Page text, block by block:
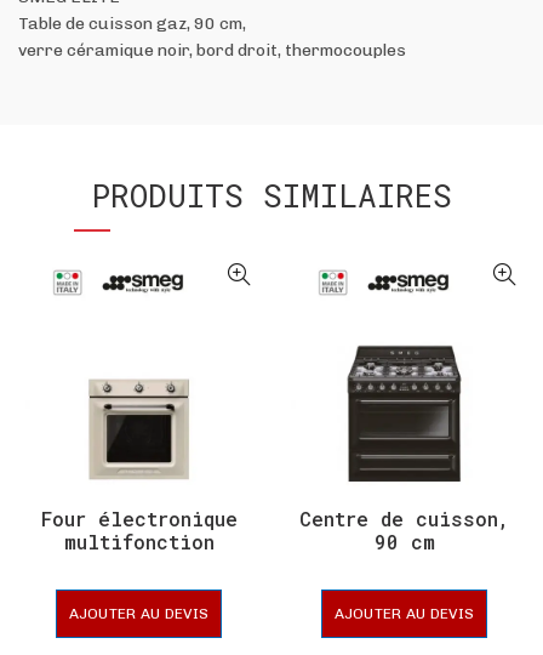
Table de cuisson gaz, 90 cm,
verre céramique noir, bord droit, thermocouples
PRODUITS SIMILAIRES
Four électronique
multifonction
AJOUTER AU DEVIS
Centre de cuisson,
90 cm
AJOUTER AU DEVIS